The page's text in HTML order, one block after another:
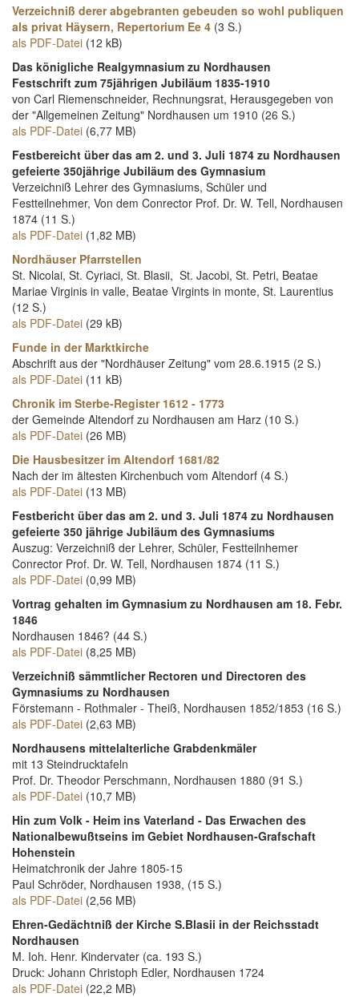
Verzeichniß derer abgebranten gebeuden so wohl publiquen
als privat Häysern, Repertorium Ee 4 (3 S.)
als PDF-Datei (12 kB)
Das königliche Realgymnasium zu Nordhausen
Festschrift zum 75jährigen Jubiläum 1835-1910
von Carl Riemenschneider, Rechnungsrat, Herausgegeben von
der "Allgemeinen Zeitung" Nordhausen um 1910 (26 S.)
als PDF-Datei (6,77 MB)
Festbereicht über das am 2. und 3. Juli 1874 zu Nordhausen
gefeierte 350jährige Jubiläum des Gymnasium
Verzeichniß Lehrer des Gymnasiums, Schüler und
Festteilnehmer, Von dem Conrector Prof. Dr. W. Tell, Nordhausen
1874 (11 S.)
als PDF-Datei (1,82 MB)
Nordhäuser Pfarrstellen
St. Nicolai, St. Cyriaci, St. Blasii, St. Jacobi, St. Petri, Beatae
Mariae Virginis in valle, Beatae Virgints in monte, St. Laurentius
(12 S.)
als PDF-Datei (29 kB)
Funde in der Marktkirche
Abschrift aus der "Nordhäuser Zeitung" vom 28.6.1915 (2 S.)
als PDF-Datei (11 kB)
Chronik im Sterbe-Register 1612 - 1773
der Gemeinde Altendorf zu Nordhausen am Harz (10 S.)
als PDF-Datei (26 MB)
Die Hausbesitzer im Altendorf 1681/82
Nach der im ältesten Kirchenbuch vom Altendorf (4 S.)
als PDF-Datei (13 MB)
Festbericht über das am 2. und 3. Juli 1874 zu Nordhausen
gefeierte 350 jährige Jubiläum des Gymnasiums
Auszug: Verzeichniß der Lehrer, Schüler, Festteilnhemer
Conrector Prof. Dr. W. Tell, Nordhausen 1874 (11 S.)
als PDF-Datei (0,99 MB)
Vortrag gehalten im Gymnasium zu Nordhausen am 18. Febr.
1846
Nordhausen 1846? (44 S.)
als PDF-Datei (8,25 MB)
Verzeichniß sämmtlicher Rectoren und Directoren des
Gymnasiums zu Nordhausen
Förstemann - Rothmaler - Theiß, Nordhausen 1852/1853 (16 S.)
als PDF-Datei (2,63 MB)
Nordhausens mittelalterliche Grabdenkmäler
mit 13 Steindrucktafeln
Prof. Dr. Theodor Perschmann, Nordhausen 1880 (91 S.)
als PDF-Datei (10,7 MB)
Hin zum Volk - Heim ins Vaterland - Das Erwachen des
Nationalbewußtseins im Gebiet Nordhausen-Grafschaft
Hohenstein
Heimatchronik der Jahre 1805-15
Paul Schröder, Nordhausen 1938, (15 S.)
als PDF-Datei (2,56 MB)
Ehren-Gedächtniß der Kirche S.Blasii in der Reichsstadt
Nordhausen
M. Ioh. Henr. Kindervater (ca. 193 S.)
Druck: Johann Christoph Edler, Nordhausen 1724
als PDF-Datei (22,2 MB)